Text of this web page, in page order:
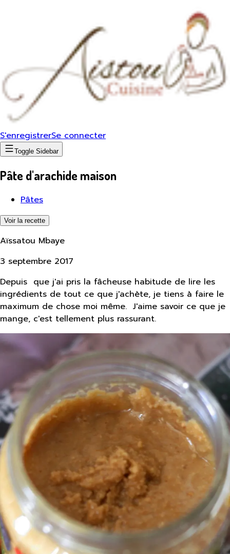
S'enregistrerSe connecter
Toggle Sidebar
Pâte d'arachide maison
Pâtes
Voir la recette
Aïssatou Mbaye
3 septembre 2017
Depuis que j'ai pris la fâcheuse habitude de lire les
ingrédients de tout ce que j'achète, je tiens à faire le
maximum de chose moi même. J'aime savoir ce que je
mange, c'est tellement plus rassurant.